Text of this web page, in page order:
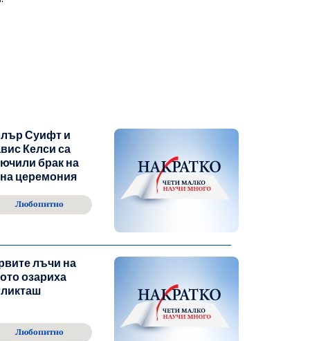
Суифт и
Келси са
брак на
церемония
Любопитно
лъчи на
озариха
Любопитно